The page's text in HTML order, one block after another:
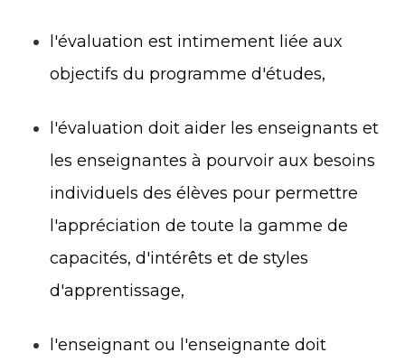
l'évaluation est intimement liée aux
objectifs du programme d'études,
l'évaluation doit aider les enseignants et
les enseignantes à pourvoir aux besoins
individuels des élèves pour permettre
l'appréciation de toute la gamme de
capacités, d'intérêts et de styles
d'apprentissage,
l'enseignant ou l'enseignante doit